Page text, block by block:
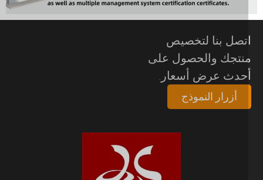
بنا لتخصيص
والحصول على
عرض أسعار.
أزرار النموذج